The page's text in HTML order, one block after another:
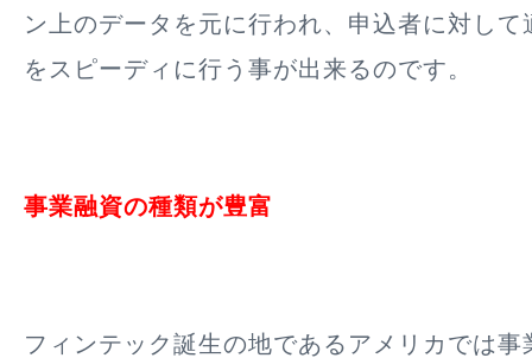
ン上のデータを元に行われ、申込者に対し
をスピーディに行う事が出来るのです。
事業融資の種類が豊富
フィンテック誕生の地であるアメリカでは